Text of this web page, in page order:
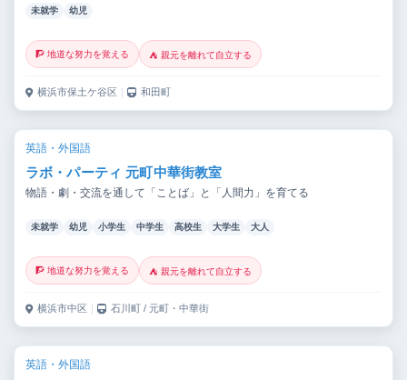
未就学 幼児
🧗 地道な努力を覚える ⛺ 親元を離れて自立する
横浜市保土ケ谷区 ｜ 和田町
英語・外国語
ラボ・パーティ 元町中華街教室
物語・劇・交流を通して「ことば」と「人間力」を育てる
未就学 幼児 小学生 中学生 高校生 大学生 大人
🧗 地道な努力を覚える ⛺ 親元を離れて自立する
横浜市中区 ｜ 石川町 / 元町・中華街
英語・外国語